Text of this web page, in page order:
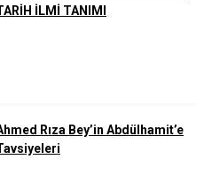
İLMİ TANIMI
Rıza Bey’in Abdülhamit’e